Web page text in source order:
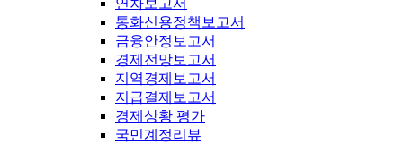
연차보고서
통화신용정책보고서
금융안정보고서
경제전망보고서
지역경제보고서
지급결제보고서
경제상황 평가
국민계정리뷰